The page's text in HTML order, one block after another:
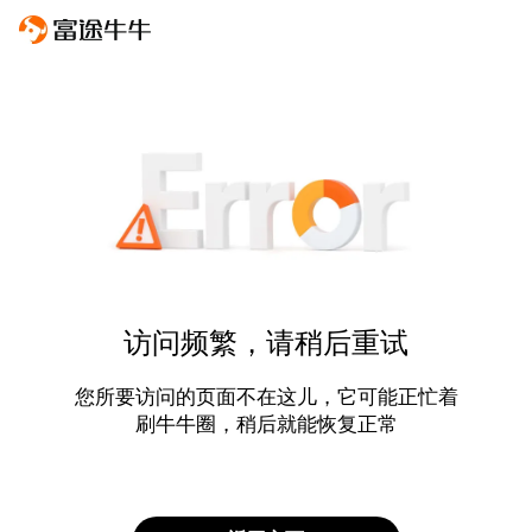
访问频繁，请稍后重试
您所要访问的页面不在这儿，它可能正忙着
刷牛牛圈，稍后就能恢复正常